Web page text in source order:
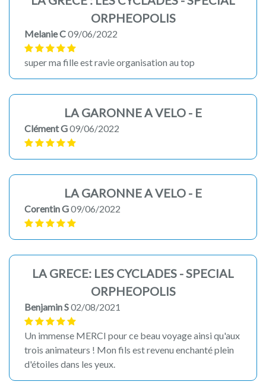
ORPHEOPOLIS
Melanie C09/06/2022
super ma fille est ravie organisation au top
LA GARONNE A VELO - E
Clément G09/06/2022
LA GARONNE A VELO - E
Corentin G09/06/2022
LA GRECE: LES CYCLADES - SPECIAL
ORPHEOPOLIS
Benjamin S02/08/2021
Un immense MERCI pour ce beau voyage ainsi qu'aux
trois animateurs ! Mon fils est revenu enchanté plein
d'étoiles dans les yeux.